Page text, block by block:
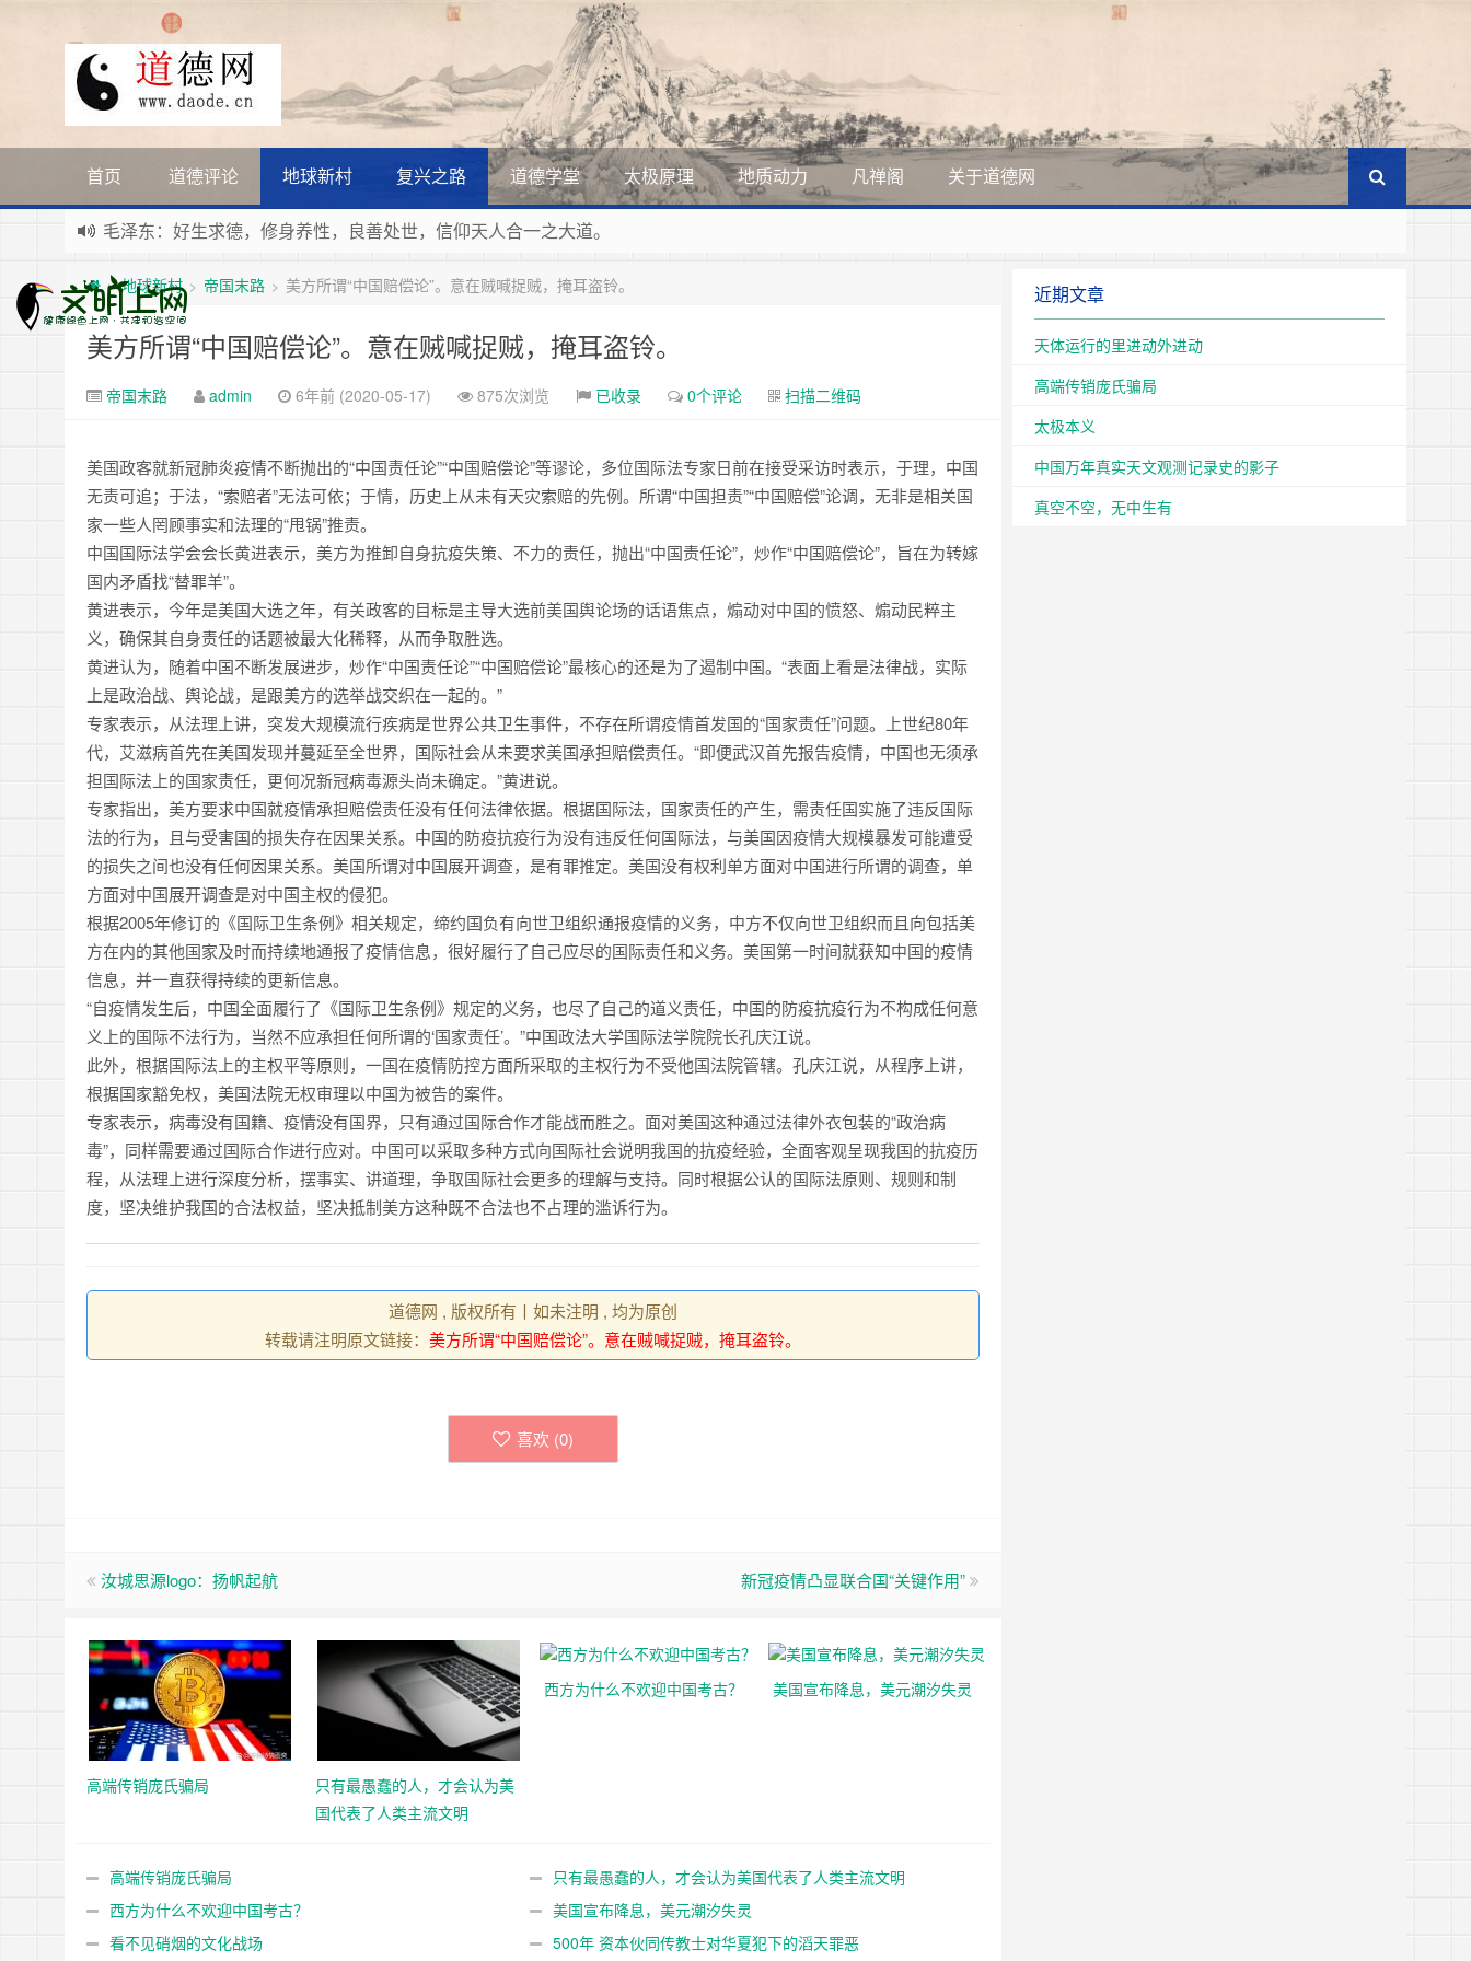
首页 道德评论 地球新村 复兴之路 道德学堂 太极原理 地质动力 凡禅阁 关于道德网
毛泽东：好生求德，修身养性，良善处世，信仰天人合一之大道。
习近平：引导人们向往和追求讲道德、尊道德、守道德的生活，让13亿人的每一分子都成为传播中华美德、中华文化的主体。
寰宇繁星如瀚彩，人生亘古一凡尘。禅境天籁聆妙曲，匠心斫琴弦自鸣。
> 地球新村 > 帝国末路 > 美方所谓“中国赔偿论”。意在贼喊捉贼，掩耳盗铃。
美方所谓“中国赔偿论”。意在贼喊捉贼，掩耳盗铃。
帝国末路 admin 6年前 (2020-05-17) 875次浏览 已收录 0个评论 扫描二维码
美国政客就新冠肺炎疫情不断抛出的“中国责任论”“中国赔偿论”等谬论，多位国际法专家日前在接受采访时表示，于理，中国
无责可追；于法，“索赔者”无法可依；于情，历史上从未有天灾索赔的先例。所谓“中国担责”“中国赔偿”论调，无非是相关国
家一些人罔顾事实和法理的“甩锅”推责。
中国国际法学会会长黄进表示，美方为推卸自身抗疫失策、不力的责任，抛出“中国责任论”，炒作“中国赔偿论”，旨在为转嫁
国内矛盾找“替罪羊”。
黄进表示，今年是美国大选之年，有关政客的目标是主导大选前美国舆论场的话语焦点，煽动对中国的愤怒、煽动民粹主
义，确保其自身责任的话题被最大化稀释，从而争取胜选。
黄进认为，随着中国不断发展进步，炒作“中国责任论”“中国赔偿论”最核心的还是为了遏制中国。“表面上看是法律战，实际
上是政治战、舆论战，是跟美方的选举战交织在一起的。”
专家表示，从法理上讲，突发大规模流行疾病是世界公共卫生事件，不存在所谓疫情首发国的“国家责任”问题。上世纪80年
代，艾滋病首先在美国发现并蔓延至全世界，国际社会从未要求美国承担赔偿责任。“即便武汉首先报告疫情，中国也无须承
担国际法上的国家责任，更何况新冠病毒源头尚未确定。”黄进说。
专家指出，美方要求中国就疫情承担赔偿责任没有任何法律依据。根据国际法，国家责任的产生，需责任国实施了违反国际
法的行为，且与受害国的损失存在因果关系。中国的防疫抗疫行为没有违反任何国际法，与美国因疫情大规模暴发可能遭受
的损失之间也没有任何因果关系。美国所谓对中国展开调查，是有罪推定。美国没有权利单方面对中国进行所谓的调查，单
方面对中国展开调查是对中国主权的侵犯。
根据2005年修订的《国际卫生条例》相关规定，缔约国负有向世卫组织通报疫情的义务，中方不仅向世卫组织而且向包括美
方在内的其他国家及时而持续地通报了疫情信息，很好履行了自己应尽的国际责任和义务。美国第一时间就获知中国的疫情
信息，并一直获得持续的更新信息。
“自疫情发生后，中国全面履行了《国际卫生条例》规定的义务，也尽了自己的道义责任，中国的防疫抗疫行为不构成任何意
义上的国际不法行为，当然不应承担任何所谓的‘国家责任’。”中国政法大学国际法学院院长孔庆江说。
此外，根据国际法上的主权平等原则，一国在疫情防控方面所采取的主权行为不受他国法院管辖。孔庆江说，从程序上讲，
根据国家豁免权，美国法院无权审理以中国为被告的案件。
专家表示，病毒没有国籍、疫情没有国界，只有通过国际合作才能战而胜之。面对美国这种通过法律外衣包装的“政治病
毒”，同样需要通过国际合作进行应对。中国可以采取多种方式向国际社会说明我国的抗疫经验，全面客观呈现我国的抗疫历
程，从法理上进行深度分析，摆事实、讲道理，争取国际社会更多的理解与支持。同时根据公认的国际法原则、规则和制
度，坚决维护我国的合法权益，坚决抵制美方这种既不合法也不占理的滥诉行为。
道德网 , 版权所有丨如未注明 , 均为原创
转载请注明原文链接： 美方所谓“中国赔偿论”。意在贼喊捉贼，掩耳盗铃。
喜欢 (0)
汝城思源logo：扬帆起航 新冠疫情凸显联合国“关键作用”
高端传销庞氏骗局
只有最愚蠢的人，才会认为美
国代表了人类主流文明
西方为什么不欢迎中国考古？ 美国宣布降息，美元潮汐失灵
高端传销庞氏骗局
只有最愚蠢的人，才会认为美国代表了人类主流文明
西方为什么不欢迎中国考古？
美国宣布降息，美元潮汐失灵
看不见硝烟的文化战场
500年 资本伙同传教士对华夏犯下的滔天罪恶
近期文章
天体运行的里进动外进动
高端传销庞氏骗局
太极本义
中国万年真实天文观测记录史的影子
真空不空，无中生有